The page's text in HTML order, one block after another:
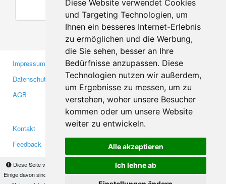
Diese Website verwendet Cookies
und Targeting Technologien, um
Ihnen ein besseres Internet-Erlebnis
zu ermöglichen und die Werbung,
die Sie sehen, besser an Ihre
Bedürfnisse anzupassen. Diese
Technologien nutzen wir außerdem,
um Ergebnisse zu messen, um zu
verstehen, woher unsere Besucher
kommen oder um unsere Website
weiter zu entwickeln.
Alle akzeptieren
Ich lehne ab
Diese Seite verwendet Cookies, um Informationen auf Ihrem Computer zu speichern.
Einige davon sind notwendig, damit unsere Seite funktioniert, andere helfen uns dabei, das
Impressum
Datenschutzerklärung
AGB
Gewerbetreibende
Investoren
Medien
Kontakt
Feedback
Facebook
Twitter
YouTube
Google+